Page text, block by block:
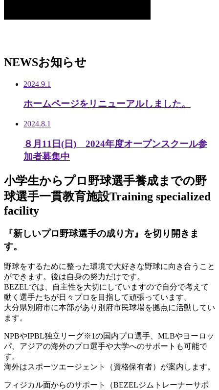
NEWSお知らせ
2024.9.1
ホームページをリニューアルしました。
2024.8.1
８月11日(日) 2024年度オープンスクール参
加者募集中
小学生からプロ野球選手養成までの野
球選手一貫教育施設Training specialized
facility
『新しいプロ野球選手の成り方』を切り開きま
す。
野球をするために整った環境で大好きな野球に向き合うこと
ができます。後は自身の努力だけです。
BEZELでは、自主性を大切にしていますので自分で考えて
動く選手たちが日々プロを目指して頑張っています。
大分県別府市に本部があり別府市民球場を拠点に活動してい
ます。
NPBやIPBL独立リーグ※1の国内プロ選手、MLBやヨーロッ
パ、アジアの海外のプロ選手や大学へのサポートも可能で
す。
海外はスポーツエージェント（資格保有者）が案内します。
フィジカル面からのサポート（BEZELジムトレーナーサポ